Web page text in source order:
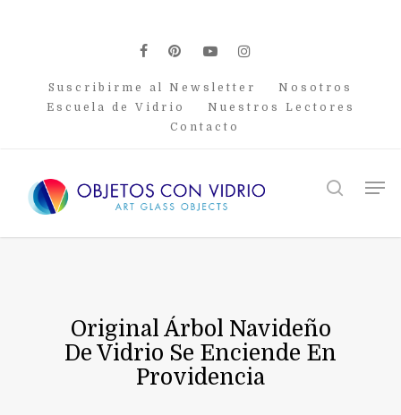
facebook
pinterest
youtubeinstagram
Suscribirme al Newsletter
Nosotros
Escuela de Vidrio
Nuestros Lectores
Contacto
search
Original Árbol Navideño
De Vidrio Se Enciende En
Providencia